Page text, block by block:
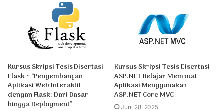
Kursus Skripsi Tesis Disertasi
Flask ~ “Pengembangan
Aplikasi Web Interaktif
dengan Flask: Dari Dasar
hingga Deployment”
Kursus Skripsi Tesis Disertasi
ASP.NET Belajar Membuat
Aplikasi Menggunakan
ASP.NET Core MVC
Juni 28, 2025